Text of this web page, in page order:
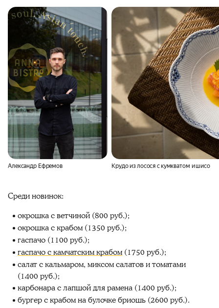
Александр Ефремов Крудо из лосося с кумкватом и шисо
Среди новинок:
окрошка с ветчиной (800 руб.);
окрошка с крабом (1350 руб.);
гаспачо (1100 руб.);
гаспачо с камчатским крабом (1750 руб.);
салат с кальмаром, миксом салатов и томатами
(1400 руб.);
карбонара с лапшой для рамена (1400 руб.);
бургер с крабом на булочке бриошь (2600 руб.).